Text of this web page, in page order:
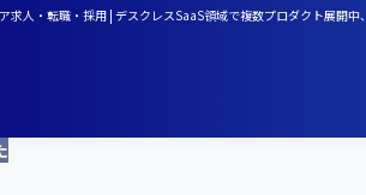
求人・転職・採用 | デスクレスSaaS領域で複数プロダクト展開